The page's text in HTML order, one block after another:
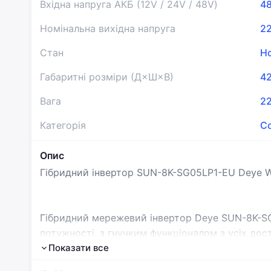
Вхідна напруга АКБ (12V / 24V / 48V)
48
Номінальна вихідна напруга
Стан
Габаритні розміри (Д×Ш×В)
Вага
Категорія
Опис
Гібридний інвертор SUN-8K-SG05LP1-EU Deye
Гібридний мережевий інвертор Deye SUN-8K-
потужності, з гнучким функціоналом з усіх
інверторі можна втілити найсміливіші ідеї
Показати все